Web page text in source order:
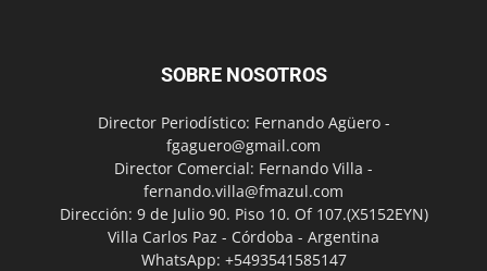
SOBRE NOSOTROS
Director Periodístico: Fernando Agüero -
fgaguero@gmail.com
Director Comercial: Fernando Villa -
fernando.villa@fmazul.com
Dirección: 9 de Julio 90. Piso 10. Of 107.(X5152EYN)
Villa Carlos Paz - Córdoba - Argentina
WhatsApp: +5493541585147